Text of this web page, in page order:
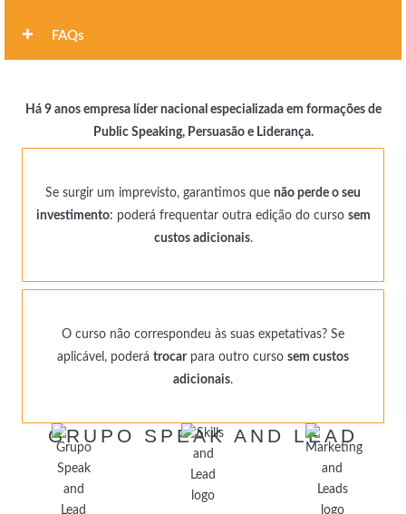
FAQs
Há 9 anos empresa líder nacional especializada em formações de
Public Speaking, Persuasão e Liderança.
Se surgir um imprevisto, garantimos que não perde o seu
investimento: poderá frequentar outra edição do curso sem
custos adicionais.
O curso não correspondeu às suas expetativas? Se
aplicável, poderá trocar para outro curso sem custos
adicionais.
GRUPO SPEAK AND LEAD